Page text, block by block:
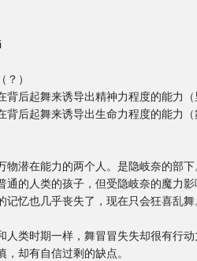
）
后起舞来诱导出精神力程度的能力（
后起舞来诱导出生命力程度的能力（
潜在能力的两个人。是隐岐奈的部下
的人类的孩子，但受隐岐奈的魔力影
忆也几乎丧失了，现在只会狂喜乱舞
类时期一样，舞冒冒失失却很有行动
却有自信过剩的缺点。